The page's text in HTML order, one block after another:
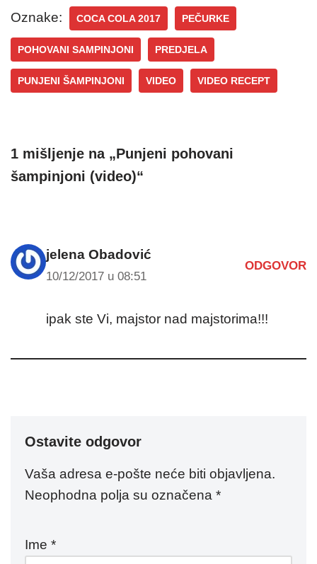
Oznake: COCA COLA 2017 PEČURKE
POHOVANI SAMPINJONI PREDJELA
PUNJENI ŠAMPINJONI VIDEO VIDEO RECEPT
1 mišljenje na „Punjeni pohovani
šampinjoni (video)“
jelena Obadović
10/12/2017 u 08:51
ODGOVOR
ipak ste Vi, majstor nad majstorima!!!
Ostavite odgovor
Vaša adresa e-pošte neće biti objavljena.
Neophodna polja su označena *
Ime *